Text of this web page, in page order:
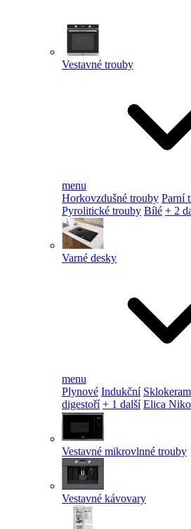
Vestavné trouby
menu
Horkovzdušné trouby Parní
Pyrolitické trouby Bílé + 2
Varné desky
menu
Plynové Indukční
digestoří + 1 další Elica
Vestavné mikrovlnné trouby
Vestavné kávovary